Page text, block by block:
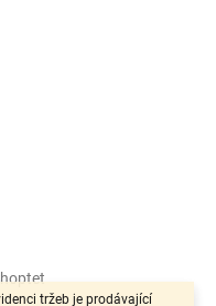
tržeb je prodávající